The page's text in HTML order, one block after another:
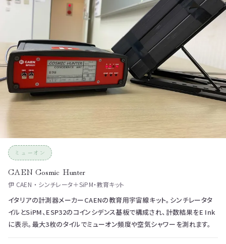
ミューオン
CAEN Cosmic Hunter
伊 CAEN ・ シンチレータ＋SiPM・教育キット
イタリアの計測器メーカーCAENの教育用宇宙線キット。シンチレータタ
イルとSiPM、ESP32のコインシデンス基板で構成され、計数結果をE Ink
に表示。最大3枚のタイルでミューオン頻度や空気シャワーを測れます。